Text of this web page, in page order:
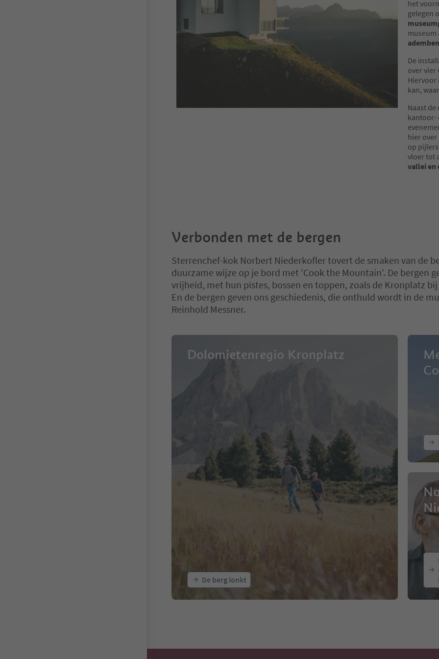
het
gelegen
museum
De
over vier
Hiervoor
kan,
Naast
kantoor-
hier
op
vloer tot
vallei en
Verbonden met de bergen
Sterrenchef-kok Norbert Niederkofler tovert de smaken van de
duurzame wijze op je bord met 'Cook the Mountain'. De bergen
vrijheid, met hun pistes, bossen en toppen, zoals de Kronplatz
En de bergen geven ons geschiedenis, die onthuld wordt in de
Reinhold Messner.
Dolomietenregio Kronplatz
De berg lonkt